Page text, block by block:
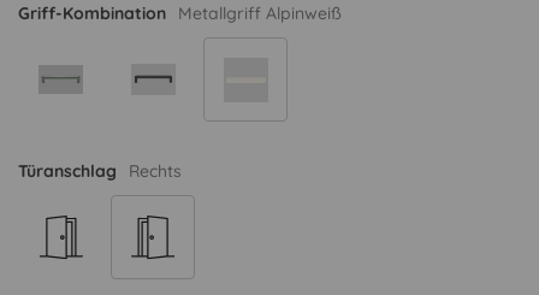
Griff-Kombination Metallgriff Alpinweiß
Türanschlag Rechts